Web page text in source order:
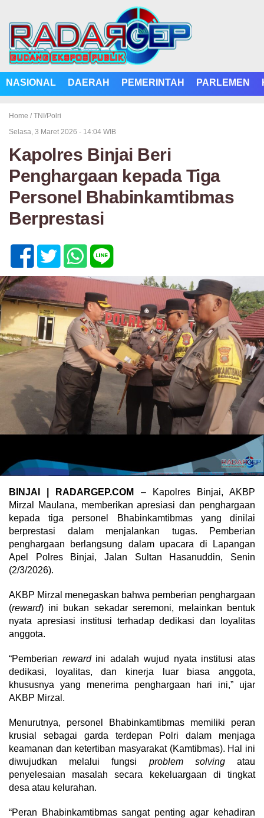
NASIONAL DAERAH PEMERINTAH PARLEMEN
Home / TNI/Polri
Selasa, 3 Maret 2026 - 14:04 WIB
Kapolres Binjai Beri
Penghargaan kepada Tiga
Personel Bhabinkamtibmas
Berprestasi
BINJAI | RADARGEP.COM – Kapolres Binjai, AKBP
Mirzal Maulana, memberikan apresiasi dan penghargaan
kepada tiga personel Bhabinkamtibmas yang dinilai
berprestasi dalam menjalankan tugas. Pemberian
penghargaan berlangsung dalam upacara di Lapangan
Apel Polres Binjai, Jalan Sultan Hasanuddin, Senin
(2/3/2026).
AKBP Mirzal menegaskan bahwa pemberian penghargaan
(reward) ini bukan sekadar seremoni, melainkan bentuk
nyata apresiasi institusi terhadap dedikasi dan loyalitas
anggota.
“Pemberian rewardini adalah wujud nyata institusi atas
dedikasi, loyalitas, dan kinerja luar biasa anggota,
khususnya yang menerima penghargaan hari ini,” ujar
AKBP Mirzal.
Menurutnya, personel Bhabinkamtibmas memiliki peran
krusial sebagai garda terdepan Polri dalam menjaga
keamanan dan ketertiban masyarakat (Kamtibmas). Hal ini
diwujudkan melalui fungsi problem solvingatau
penyelesaian masalah secara kekeluargaan di tingkat
desa atau kelurahan.
“Peran Bhabinkamtibmas sangat penting agar kehadiran